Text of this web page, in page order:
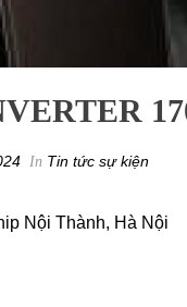
In Tin tức sự kiện
Nội Thành, Hà Nội